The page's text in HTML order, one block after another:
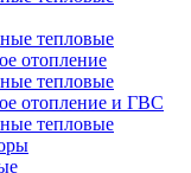
тепловые
отопление
тепловые
отопление и ГВС
тепловые